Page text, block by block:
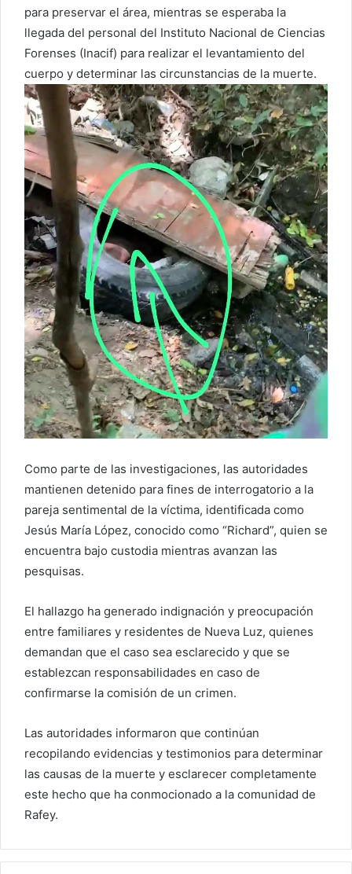
para preservar el área, mientras se esperaba la
llegada del personal del Instituto Nacional de Ciencias
Forenses (Inacif) para realizar el levantamiento del
cuerpo y determinar las circunstancias de la muerte.
Como parte de las investigaciones, las autoridades
mantienen detenido para fines de interrogatorio a la
pareja sentimental de la víctima, identificada como
Jesús María López, conocido como “Richard”, quien se
encuentra bajo custodia mientras avanzan las
pesquisas.
El hallazgo ha generado indignación y preocupación
entre familiares y residentes de Nueva Luz, quienes
demandan que el caso sea esclarecido y que se
establezcan responsabilidades en caso de
confirmarse la comisión de un crimen.
Las autoridades informaron que continúan
recopilando evidencias y testimonios para determinar
las causas de la muerte y esclarecer completamente
este hecho que ha conmocionado a la comunidad de
Rafey.